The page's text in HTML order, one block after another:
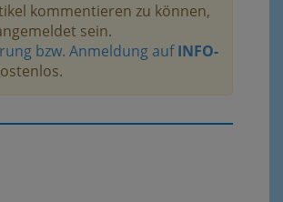
kommentieren zu können,
sein.
bzw. Anmeldung aufINFO-